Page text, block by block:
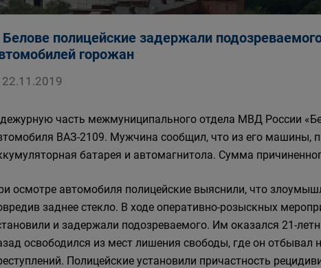
полицейские задержали
горожан
22.11.2019
часть межмуниципального отдела МВД России
ВАЗ-2109. Мужчина сообщил, что из его машины,
батарея и автомагнитола. Сумма
осмотре автомобиля полицейские выяснили, что
заднее стекло. В ходе оперативно-розыскных
и задержали подозреваемого. Им оказался 21-
освободился из мест лишения свободы, где он отбывал
Полицейские установили причастность